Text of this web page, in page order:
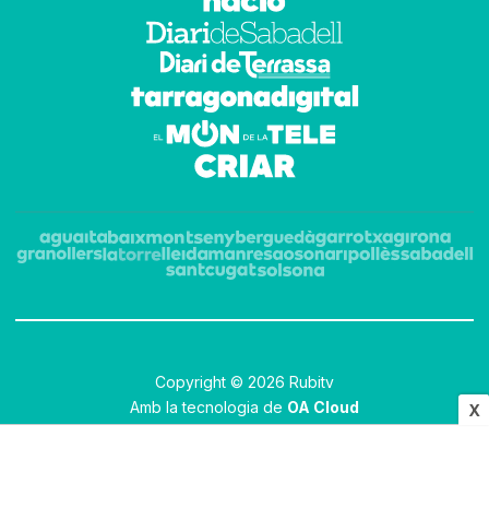
X
Copyright © 2026 Rubitv
Amb la tecnologia de OA Cloud